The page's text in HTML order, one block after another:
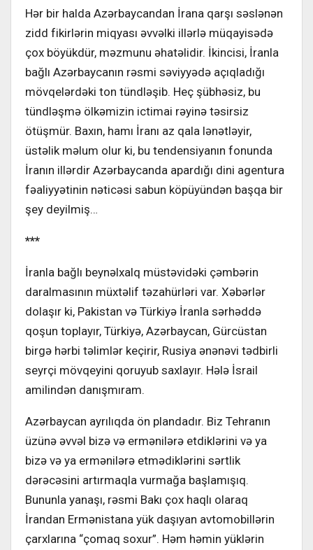
Hər bir halda Azərbaycandan İrana qarşı səslənən
zidd fikirlərin miqyası əvvəlki illərlə müqayisədə
çox böyükdür, məzmunu əhatəlidir. İkincisi, İranla
bağlı Azərbaycanın rəsmi səviyyədə açıqladığı
mövqelərdəki ton tündləşib. Heç şübhəsiz, bu
tündləşmə ölkəmizin ictimai rəyinə təsirsiz
ötüşmür. Baxın, hamı İranı az qala lənətləyir,
üstəlik məlum olur ki, bu tendensiyanın fonunda
İranın illərdir Azərbaycanda apardığı dini agentura
fəaliyyətinin nəticəsi sabun köpüyündən başqa bir
şey deyilmiş…
***
İranla bağlı beynəlxalq müstəvidəki çəmbərin
daralmasının müxtəlif təzahürləri var. Xəbərlər
dolaşır ki, Pakistan və Türkiyə İranla sərhəddə
qoşun toplayır, Türkiyə, Azərbaycan, Gürcüstan
birgə hərbi təlimlər keçirir, Rusiya ənənəvi tədbirli
seyrçi mövqeyini qoruyub saxlayır. Hələ İsrail
amilindən danışmıram.
Azərbaycan ayrılıqda ön plandadır. Biz Tehranın
üzünə əvvəl bizə və ermənilərə etdiklərini və ya
bizə və ya ermənilərə etmədiklərini sərtlik
dərəcəsini artırmaqla vurmağa başlamışıq.
Bununla yanaşı, rəsmi Bakı çox haqlı olaraq
İrandan Ermənistana yük daşıyan avtomobillərin
çarxlarına “çomaq soxur”. Həm həmin yüklərin